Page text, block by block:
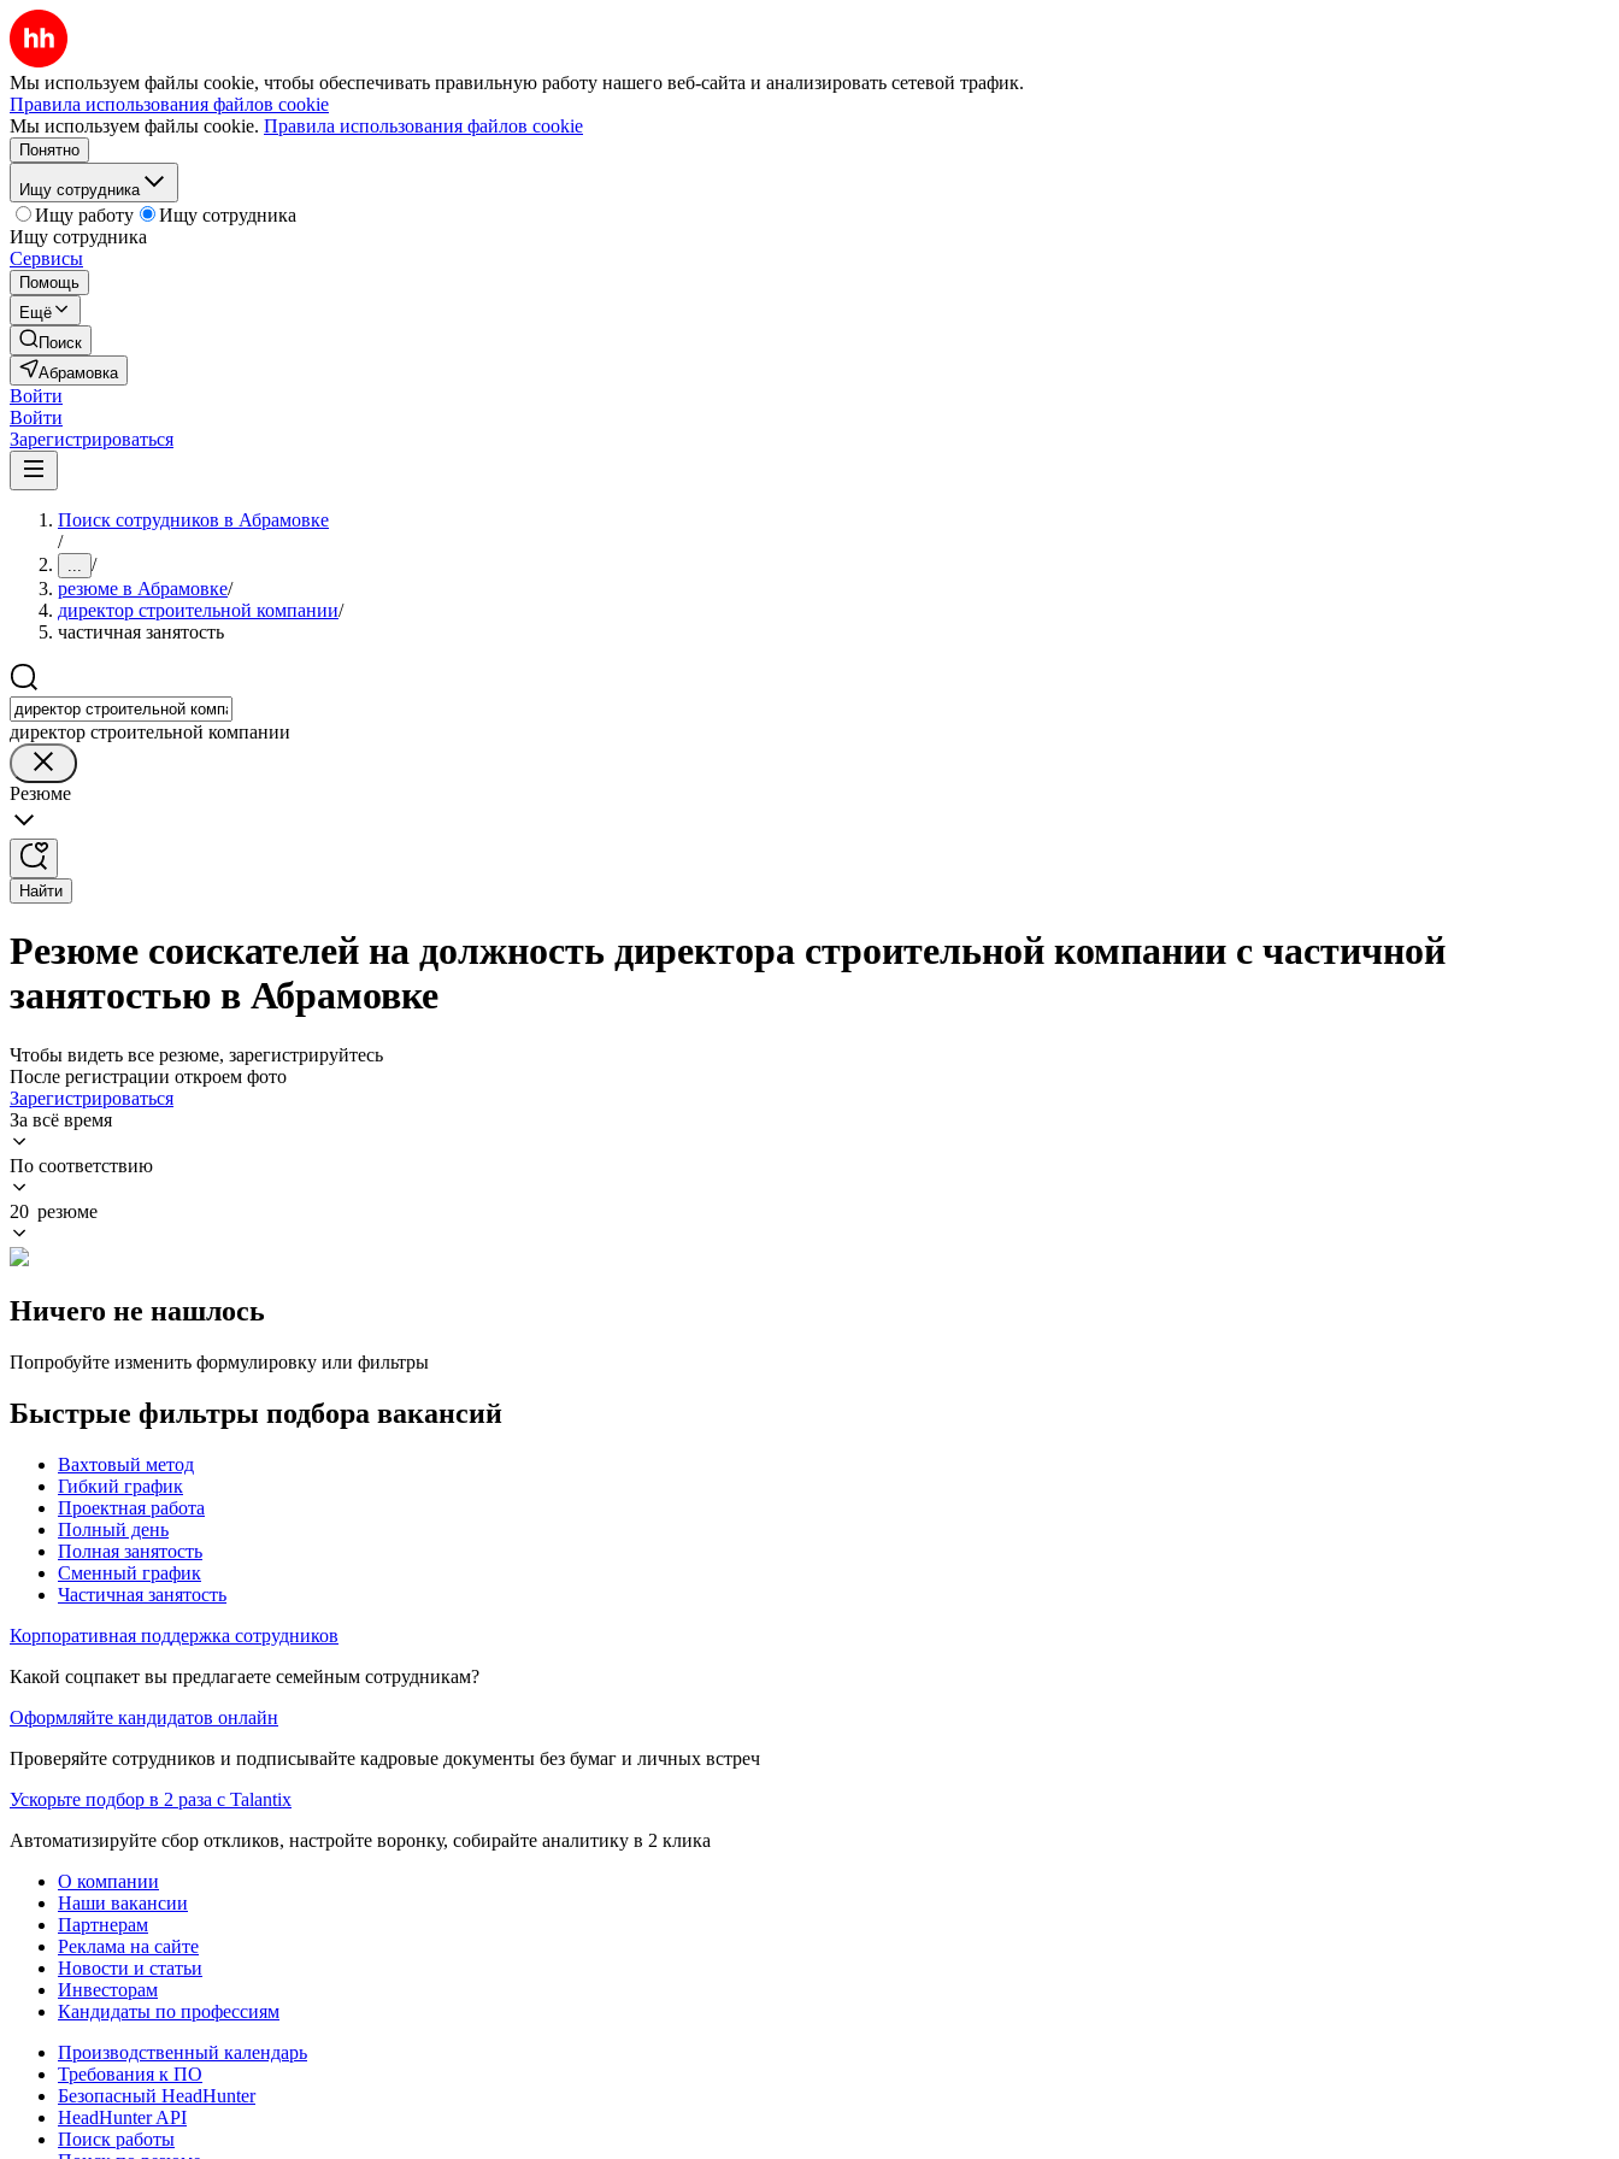
Мы используем файлы cookie, чтобы обеспечивать правильную работу нашего веб-сайта и анализировать сетевой трафик.
Правила использования файлов cookie
Мы используем файлы cookie. Правила использования файлов cookie
Понятно
Ищу сотрудника
Ищу работу
Ищу сотрудника
Ищу сотрудника
Сервисы
Помощь
Ещё
Поиск
Абрамовка
Войти
Войти
Зарегистрироваться
Поиск сотрудников в Абрамовке
/
... /
резюме в Абрамовке/
директор строительной компании/
частичная занятость
директор строительной компании
Резюме
Найти
Резюме соискателей на должность директора строительной компании с частичной
занятостью в Абрамовке
Чтобы видеть все резюме, зарегистрируйтесь
После регистрации откроем фото
Зарегистрироваться
За всё время
По соответствию
20 резюме
Ничего не нашлось
Попробуйте изменить формулировку или фильтры
Быстрые фильтры подбора вакансий
Вахтовый метод
Гибкий график
Проектная работа
Полный день
Полная занятость
Сменный график
Частичная занятость
Корпоративная поддержка сотрудников
Какой соцпакет вы предлагаете семейным сотрудникам?
Оформляйте кандидатов онлайн
Проверяйте сотрудников и подписывайте кадровые документы без бумаг и личных встреч
Ускорьте подбор в 2 раза с Talantix
Автоматизируйте сбор откликов, настройте воронку, собирайте аналитику в 2 клика
О компании
Наши вакансии
Партнерам
Реклама на сайте
Новости и статьи
Инвесторам
Кандидаты по профессиям
Производственный календарь
Требования к ПО
Безопасный HeadHunter
HeadHunter API
Поиск работы